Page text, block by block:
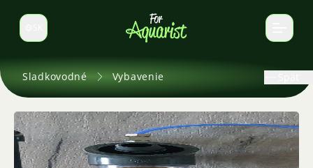
Prepnúť jazyk
Sladkovodné Vybavenie